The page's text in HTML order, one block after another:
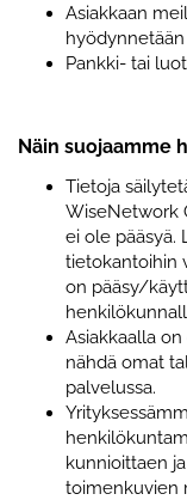
Asiakkaan
Pankki- tai
Näin suojaamme
Tietoja
WiseNetwork
ei ole pääsyä.
tietokantoihin
on pääsy/
Asiakkaalla
nähdä omat
palvelussa.
kunnioittaen
toimenkuvien